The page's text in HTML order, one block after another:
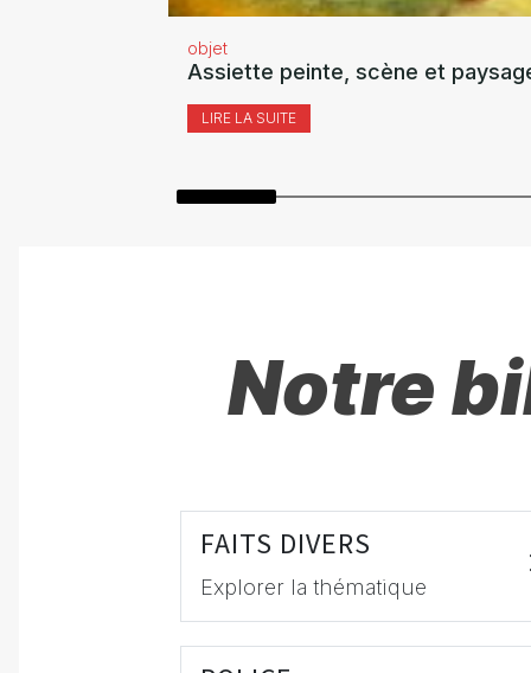
objet
Assiette peinte, scène et
LIRE LA SUITE
Notre
FAITS DIVERS
Explorer la thématique